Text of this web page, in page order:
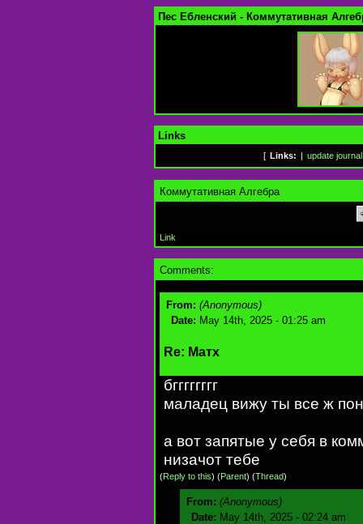
Пес Ебленский - Коммутативная
Links
[ Links: update journal
Коммутативная Алгебра
Link
Comments:
From: (Anonymous)
Date: May 14th, 2025 - 01:25 am
Re: Матх
бгггггггг
маладец вижу ты все ж
а вот запятые у себя в
низачот тебе
(Reply to this) (Parent) (Thread)
From: (Anonymous)
Date: May 14th, 2025 - 02:24 am